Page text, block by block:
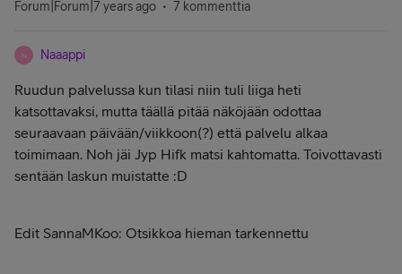
Forum|Forum|7 years ago 7 kommenttia
N Naaappi
Ruudun palvelussa kun tilasi niin tuli liiga heti
katsottavaksi, mutta täällä pitää näköjään odottaa
seuraavaan päivään/viikkoon(?) että palvelu alkaa
toimimaan. Noh jäi Jyp Hifk matsi kahtomatta. Toivottavasti
sentään laskun muistatte :D
Edit SannaMKoo: Otsikkoa hieman tarkennettu